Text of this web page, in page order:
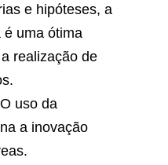
e hipóteses, a
é uma ótima
realização de
O uso da
a inovação